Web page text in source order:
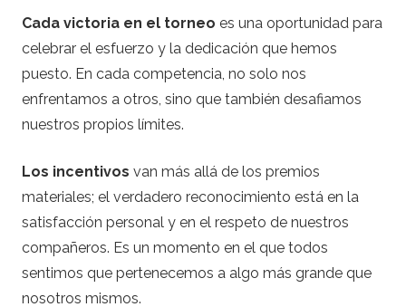
Cada victoria en el torneo es una oportunidad para
celebrar el esfuerzo y la dedicación que hemos
puesto. En cada competencia, no solo nos
enfrentamos a otros, sino que también desafiamos
nuestros propios límites.
Los incentivos van más allá de los premios
materiales; el verdadero reconocimiento está en la
satisfacción personal y en el respeto de nuestros
compañeros. Es un momento en el que todos
sentimos que pertenecemos a algo más grande que
nosotros mismos.